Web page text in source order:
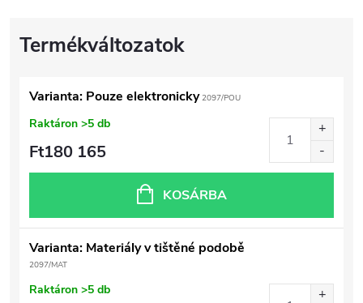
Varianta: Pouze elektronicky2097/POU
Raktáron >5 db
Ft180 165
KOSÁRBA
Varianta: Materiály v tištěné podobě
2097/MAT
Raktáron >5 db